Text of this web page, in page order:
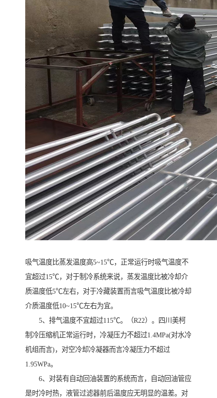
吸气温度比蒸发温度高5~15℃，正常运行时吸气温度不
宜超过15℃，对于制冷系统来说，蒸发温度比被冷却介
质温度低5℃左右，对于冷藏装置而言吸气温度比被冷却
介质温度低10~15℃左右为宜。
5、排气温度不宜超过115℃。（R22）。四川美柯
制冷压缩机正常运行时，冷凝压力不超过1.4MPa(对水冷
机组而言)，对空冷却冷凝器而言冷凝压力不超过
1.95WPa。
6、对装有自动回油装置的系统而言，自动回油管应
是时冷时热，液管过滤器前后温度应无明显的温差。对